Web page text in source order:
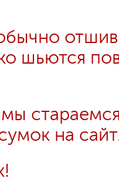
шьются
на